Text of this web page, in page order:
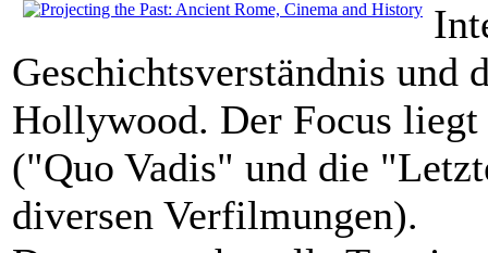
Geschichtsverständnis und
Hollywood. Der Focus
("Quo Vadis" und die
diversen Verfilmungen).